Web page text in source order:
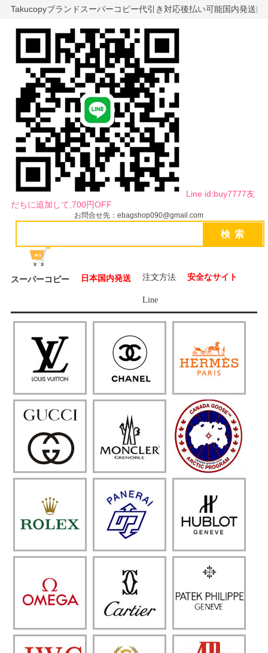
Takucopyブランドスーパーコピー代引き対応後払い可能国内発送
Line id:buy7777友
だちに追加して,700円OFF
お問合せ先：ebagshop090@gmail.com
スーパーコピー 日本国内発送 注文方法 安全なサイト
Line